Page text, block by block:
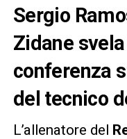
Sergio
Zidane
conferenza
del tecnico
L’allenatore del